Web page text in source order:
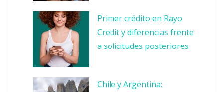
Primer crédito en Rayo
Credit y diferencias frente
a solicitudes posteriores
Chile y Argentina: